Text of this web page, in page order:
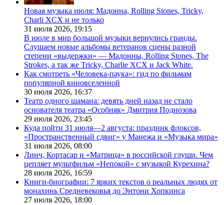
Новая музыка июля: Мадонна, Rolling Stones, Tricky,
Charli XCX и не только
31 июля 2026, 19:15
В июле в мир большой музыки вернулись гранды.
Слушаем новые альбомы ветеранов сцены разной
степени «выдержки» — Мадонны, Rolling Stones, The
Strokes, а так же Tricky, Charlie XCX и Jack White.
Как смотреть «Человека-паука»: гид по фильмам
популярной киновселенной
30 июля 2026, 16:37
Театр одного шамана: девять дней назад не стало
основателя театра «Особняк» Дмитрия Поднозова
29 июля 2026, 23:45
Куда пойти 31 июля—2 августа: праздник флоксов,
«Пространственный сдвиг» у Манежа и «Музыка мира»
31 июля 2026, 08:00
Линч, Кортасар и «Матрица» в российской глуши. Чем
цепляет мультфильм «Непокой» с музыкой Курехина?
28 июля 2026, 16:59
Книги-биографии: 7 ярких текстов о реальных людях от
монахинь Средневековья до Энтони Хопкинса
27 июля 2026, 18:00